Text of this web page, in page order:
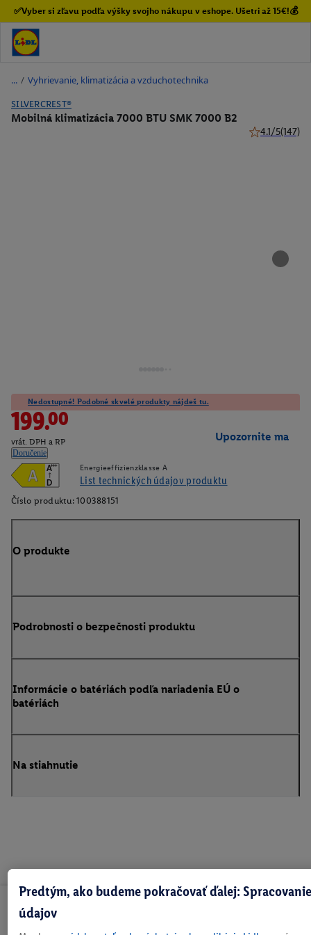
✅Vyber si zľavu podľa výšky svojho nákupu v eshope. Ušetri až 15€!💰
/ Vyhrievanie, klimatizácia a vzduchotechnika
SILVERCREST®
Mobilná klimatizácia 7000 BTU SMK 7000 B2
4.1/5(147)
Nedostupné! Podobné skvelé produkty nájdeš tu.
199.00
vrát. DPH a RP
Doručenie
Upozornite ma
D
A+++ Energieeffizienzklasse A
List technických údajov produktu
Číslo produktu: 100388151
O produkte
Podrobnosti o bezpečnosti produktu
Informácie o batériách podľa nariadenia EÚ o
batériách
Na stiahnutie
Predtým, ako budeme pokračovať ďalej:
údajov